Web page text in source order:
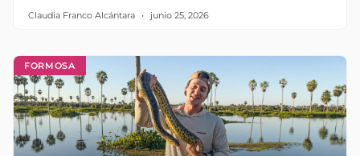
Claudia Franco Alcántara junio 25, 2026
FORMOSA